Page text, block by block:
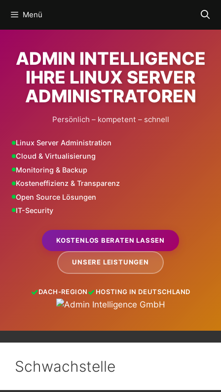
Inhalt
springen
Menü
ADMIN INTELLIGENCE
IHRE LINUX SERVER
ADMINISTRATOREN
Persönlich – kompetent – schnell
Linux Server Administration
Cloud & Virtualisierung
Monitoring & Backup
Kosteneffizienz & Transparenz
Open Source Lösungen
IT-Security
KOSTENLOS BERATEN LASSEN
UNSERE LEISTUNGEN
DACH-REGION HOSTING IN DEUTSCHLAND
Schwachstelle